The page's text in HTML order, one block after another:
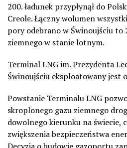
200. ładunek przypłynął do
Creole. Łączny wolumen
pory odebranow Świnoujściu to
ziemnego w stanie lotnym.
Terminal LNG im. Prezydenta
Świnoujściu eksploatowany jest
Powstanie Terminalu LNG
skroplonego gazu ziemnego
dowolnego kierunku na świecie,
zwiększenia bezpieczeństwa